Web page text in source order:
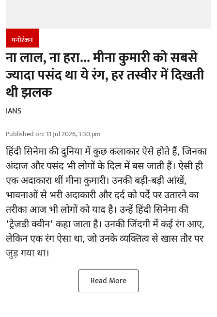
मनोरंजन
ना लाल, ना हरा... मीना कुमारी को सबसे
ज्यादा पसंद था ये रंग, हर तस्वीर में दिखती
थी झलक
IANS
Published on:31 Jul 2026, 3:30 pm
हिंदी सिनेमा की दुनिया में कुछ कलाकार ऐसे होते हैं, जिनका
अंदाज और पसंद भी लोगों के दिल में बस जाती हैं। ऐसी ही
एक अदाकारा थीं मीना कुमारी। उनकी बड़ी-बड़ी आंखें,
भावनाओं से भरी अदाकारी और दर्द को पर्दे पर उतारने का
तरीका आज भी लोगों को याद है। उन्हें हिंदी सिनेमा की
'ट्रेजडी क्वीन' कहा जाता है। उनकी जिंदगी में कई रंग आए,
लेकिन एक रंग ऐसा था, जो उनके व्यक्तित्व से खास तौर पर
जुड़ गया था।
Read More